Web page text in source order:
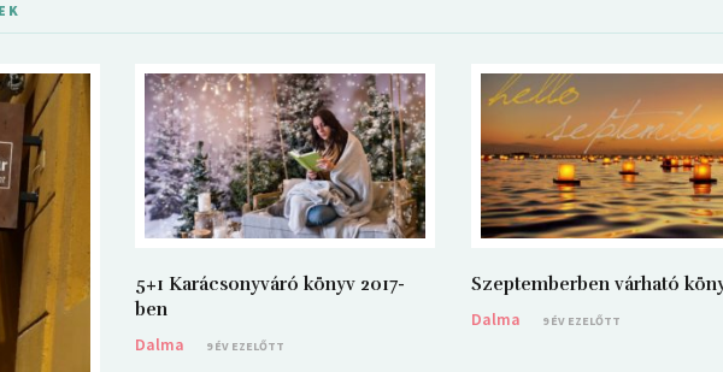
5+1 Karácsonyváró könyv 2017-
ben
Dalma
9 ÉV EZELŐTT
Szeptemberben várható
Dalma
9 ÉV EZELŐTT